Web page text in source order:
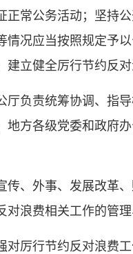
正常公务活动；坚持
情况应当按照规定予
立健全厉行节约反对
负责统筹协调、指
地方各级党委和政府
传、外事、发展改革
浪费相关工作的管理
厉行节约反对浪费